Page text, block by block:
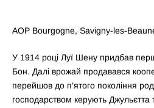
AOP Bourgogne, Savigny-les-
У 1914 році Луї Шену придбав
Бон. Далі врожай продавався
перейшов до п’ятого покоління
господарством керують Джульєтта